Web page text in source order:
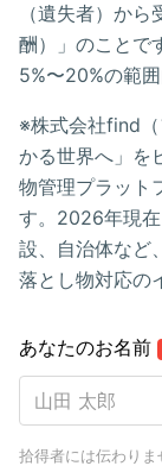
（遺失者）か
酬）」のことで
5%〜20%の範囲
※株式会社find
かる世界へ」を
物管理プラット
す。2026年現
設、自治体など
落とし物対応の
あなたのお名前
拾得者には伝わりま